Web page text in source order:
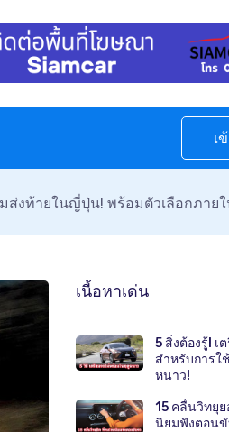
เ
มส่งท้ายในญี่ปุ่น! พร้อมตัวเลือกภาย
เนื้อหาเด่น
5 สิ่งต้องรู้! เ
สำหรับการใ
หนาว!
15 คลื่นวิทยุ
นิยมฟังตอน